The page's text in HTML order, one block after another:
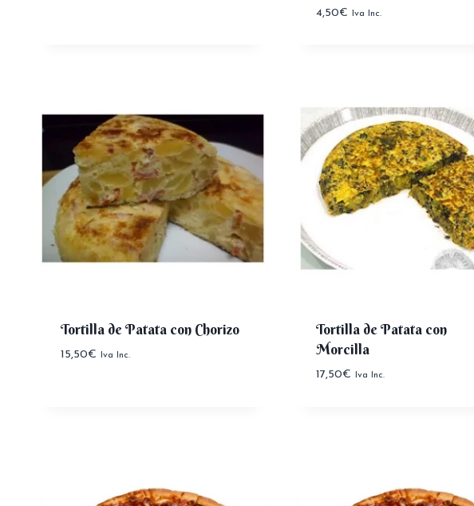
4,50€ Iva Inc.
Tortilla de Patata con Chorizo
15,50€ Iva Inc.
Tortilla de Patata con
Morcilla
17,50€ Iva Inc.